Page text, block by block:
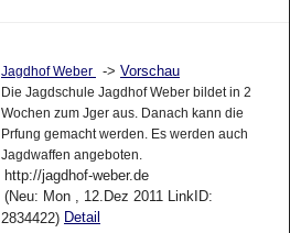
Jagdhof Weber -> Vorschau
Die Jagdschule Jagdhof Weber bildet in 2
Wochen zum Jger aus. Danach kann die
Prfung gemacht werden. Es werden auch
Jagdwaffen angeboten.
http://jagdhof-weber.de
(Neu: Mon , 12.Dez 2011 LinkID:
2834422) Detail